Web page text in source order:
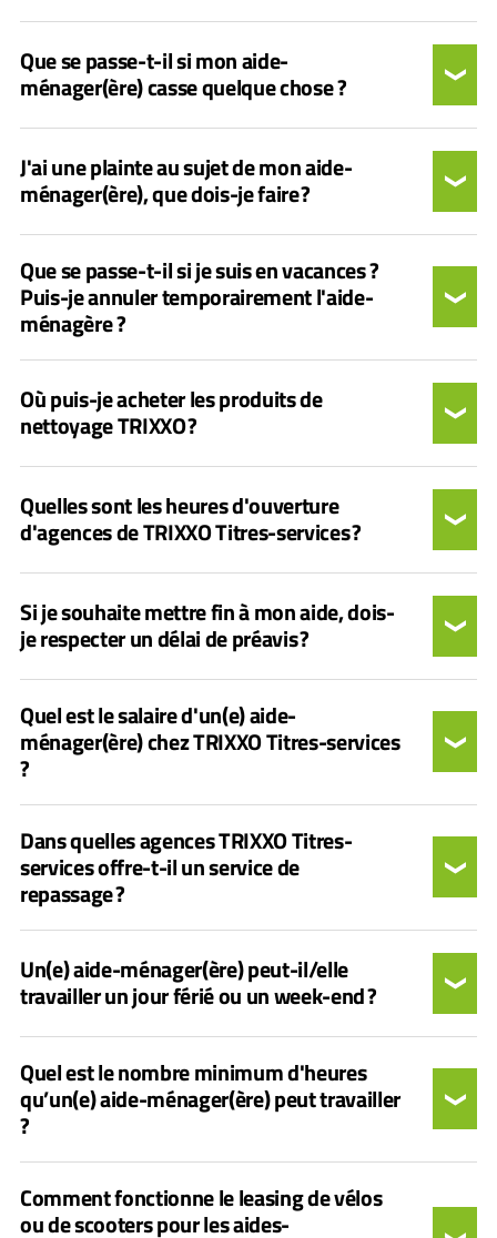
Que se passe-t-il si mon aide-
ménager(ère) casse quelque chose ?
J'ai une plainte au sujet de mon aide-
ménager(ère), que dois-je faire ?
Que se passe-t-il si je suis en vacances ?
Puis-je annuler temporairement l'aide-
ménagère ?
Où puis-je acheter les produits de
nettoyage TRIXXO ?
Quelles sont les heures d'ouverture
d'agences de TRIXXO Titres-services ?
Si je souhaite mettre fin à mon aide, dois-
je respecter un délai de préavis ?
Quel est le salaire d'un(e) aide-
ménager(ère) chez TRIXXO Titres-services
?
Dans quelles agences TRIXXO Titres-
services offre-t-il un service de
repassage ?
Un(e) aide-ménager(ère) peut-il/elle
travailler un jour férié ou un week-end ?
Quel est le nombre minimum d'heures
qu’un(e) aide-ménager(ère) peut travailler
?
Comment fonctionne le leasing de vélos
ou de scooters pour les aides-